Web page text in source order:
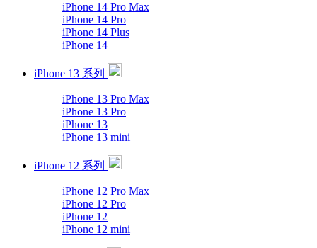
iPhone 14 Pro Max
iPhone 14 Pro
iPhone 14 Plus
iPhone 14
iPhone 13 系列
iPhone 13 Pro Max
iPhone 13 Pro
iPhone 13
iPhone 13 mini
iPhone 12 系列
iPhone 12 Pro Max
iPhone 12 Pro
iPhone 12
iPhone 12 mini